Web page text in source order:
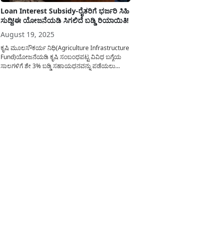
Loan Interest Subsidy-ರೈತರಿಗೆ ಭರ್ಜರಿ ಸಿಹಿ
ಸುದ್ದಿ!ಈ ಯೋಜನೆಯಡಿ ಸಿಗಲಿದೆ ಬಡ್ಡಿ ರಿಯಾಯಿತಿ!
August 19, 2025
ಕೃಷಿ ಮೂಲಸೌಕರ್ಯ ನಿಧಿ(Agriculture Infrastructure
Fund)ಯೋಜನೆಯಡಿ ಕೃಷಿ ಸಂಬಂಧಪಟ್ಟ ವಿವಿಧ ಬಗ್ಗೆಯ
ಸಾಲಗಳಿಗೆ ಶೇ 3% ಬಡ್ಡಿ ಸಹಾಯಧನವನ್ನು ಪಡೆಯಲು